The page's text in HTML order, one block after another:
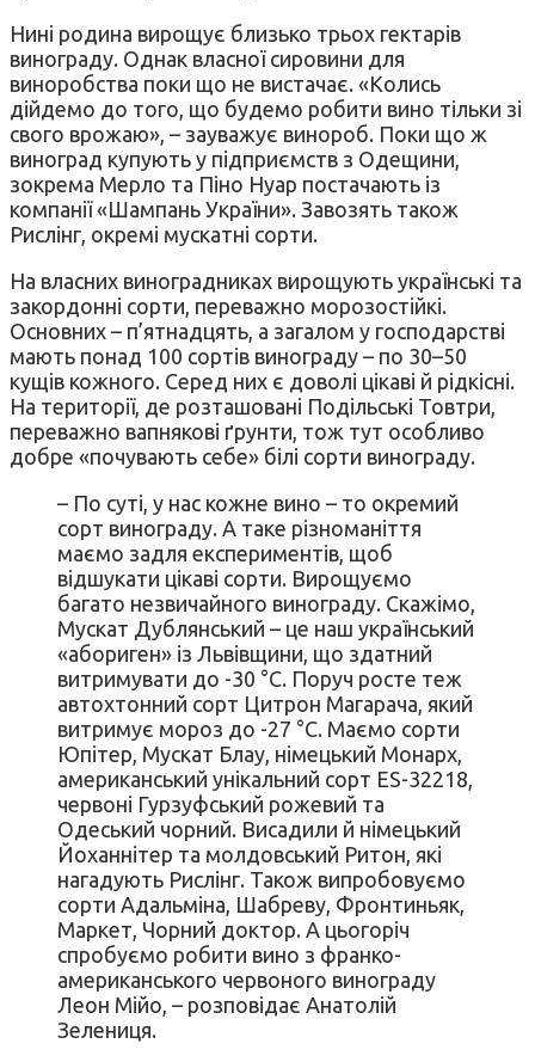
Нині родина вирощує близько трьох гектарів
винограду. Однак власної сировини для
виноробства поки що не вистачає. «Колись
дійдемо до того, що будемо робити вино тільки зі
свого врожаю», – зауважує винороб. Поки що ж
виноград купують у підприємств з Одещини,
зокрема Мерло та Піно Нуар постачають із
компанії «Шампань України». Завозять також
Рислінг, окремі мускатні сорти.
На власних виноградниках вирощують українські та
закордонні сорти, переважно морозостійкі.
Основних – п’ятнадцять, а загалом у господарстві
мають понад 100 сортів винограду – по 30–50
кущів кожного. Серед них є доволі цікаві й рідкісні.
На території, де розташовані Подільські Товтри,
переважно вапнякові ґрунти, тож тут особливо
добре «почувають себе» білі сорти винограду.
– По суті, у нас кожне вино – то окремий
сорт винограду. А таке різноманіття
маємо задля експериментів, щоб
відшукати цікаві сорти. Вирощуємо
багато незвичайного винограду. Скажімо,
Мускат Дублянський – це наш український
«абориген» із Львівщини, що здатний
витримувати до -30 °С. Поруч росте теж
автохтонний сорт Цитрон Магарача, який
витримує мороз до -27 °С. Маємо сорти
Юпітер, Мускат Блау, німецький Монарх,
американський унікальний сорт ES-32218,
червоні Гурзуфський рожевий та
Одеський чорний. Висадили й німецький
Йоханнітер та молдовський Ритон, які
нагадують Рислінг. Також випробовуємо
сорти Адальміна, Шабреву, Фронтиньяк,
Маркет, Чорний доктор. А цьогоріч
спробуємо робити вино з франко-
американського червоного винограду
Леон Мійо, – розповідає Анатолій
Зелениця.